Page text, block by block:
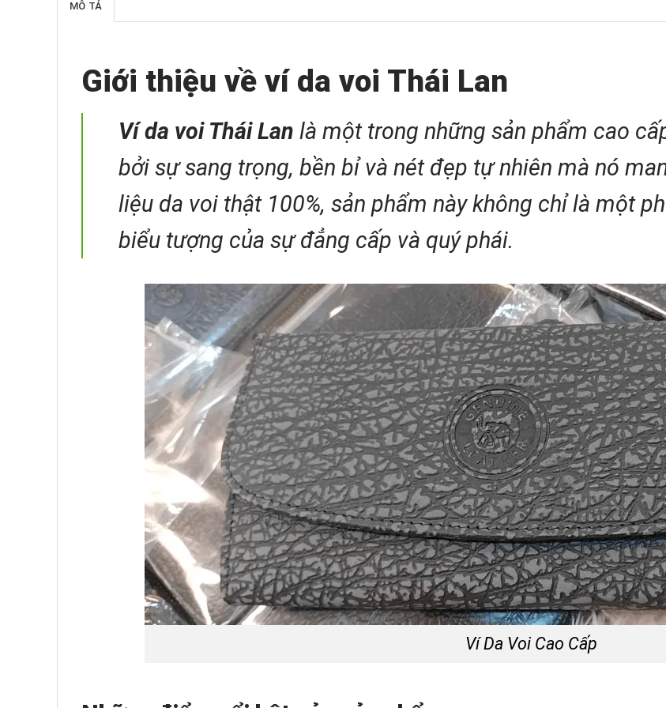
MÔ TẢ
Giới thiệu về ví da voi Thái Lan
Ví da voi Thái Lan là một trong những sản phẩm cao
bởi sự sang trọng, bền bỉ và nét đẹp tự nhiên mà nó
liệu da voi thật 100%, sản phẩm này không chỉ là một
biểu tượng của sự đẳng cấp và quý phái.
Ví Da Voi Cao Cấp